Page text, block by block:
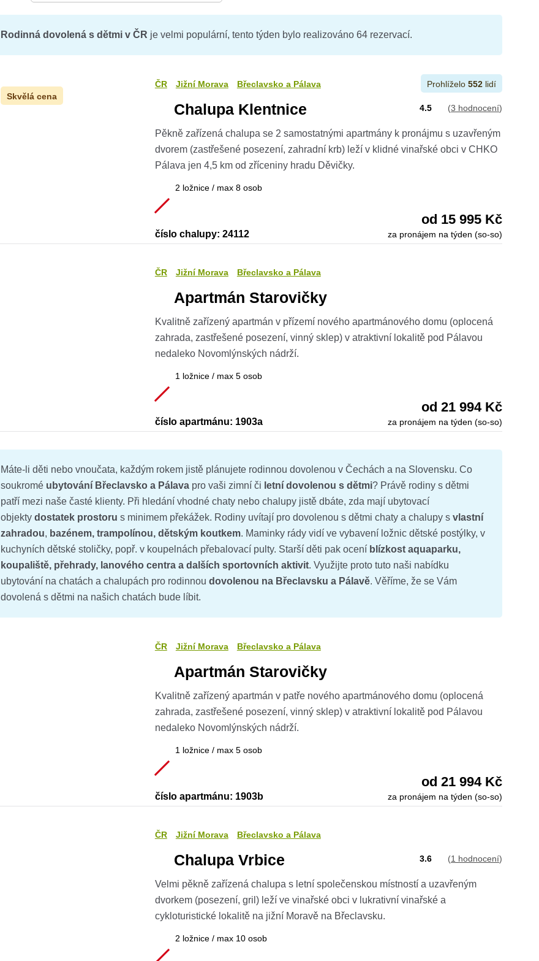
Rodinná dovolená s dětmi v ČR je velmi populární, tento týden bylo realizováno 64 rezervací.
Skvělá cena
ČR Jižní Morava Břeclavsko a Pálava Prohlíželo 552lidí
Chalupa Klentnice 4.5 (3 hodnocení)
Pěkně zařízená chalupa se 2 samostatnými apartmány k pronájmu s uzavřeným
dvorem (zastřešené posezení, zahradní krb) leží v klidné vinařské obci v CHKO
Pálava jen 4,5 km od zříceniny hradu Děvičky.
2 ložnice / max 8 osob
číslo chalupy: 24112
od 15 995 Kč
za pronájem na týden (so-so)
ČR Jižní Morava Břeclavsko a Pálava
Apartmán Starovičky
Kvalitně zařízený apartmán v přízemí nového apartmánového domu (oplocená
zahrada, zastřešené posezení, vinný sklep) v atraktivní lokalitě pod Pálavou
nedaleko Novomlýnských nádrží.
1 ložnice / max 5 osob
číslo apartmánu: 1903a
od 21 994 Kč
za pronájem na týden (so-so)
Máte-li děti nebo vnoučata, každým rokem jistě plánujete rodinnou dovolenou v Čechách a na Slovensku. Co
soukromé ubytování Břeclavsko a Pálava pro vaši zimní či letní dovolenou s dětmi? Právě rodiny s dětmi
patří mezi naše časté klienty. Při hledání vhodné chaty nebo chalupy jistě dbáte, zda mají ubytovací
objektydostatek prostoru s minimem překážek. Rodiny uvítají pro dovolenou s dětmi chaty a chalupy svlastní
zahradou, bazénem, trampolínou, dětským koutkem. Maminky rády vidí ve vybavení ložnic dětské postýlky, v
kuchyních dětské stoličky, popř. v koupelnách přebalovací pulty. Starší děti pak ocení blízkost aquaparku,
koupaliště, přehrady, lanového centra a dalších sportovních aktivit. Využijte proto tuto naši nabídku
ubytování na chatách a chalupách pro rodinnoudovolenou na Břeclavsku a Pálavě. Věříme, že se Vám
dovolená s dětmi na našich chatách bude líbit.
ČR Jižní Morava Břeclavsko a Pálava
Apartmán Starovičky
Kvalitně zařízený apartmán v patře nového apartmánového domu (oplocená
zahrada, zastřešené posezení, vinný sklep) v atraktivní lokalitě pod Pálavou
nedaleko Novomlýnských nádrží.
1 ložnice / max 5 osob
číslo apartmánu: 1903b
od 21 994 Kč
za pronájem na týden (so-so)
ČR Jižní Morava Břeclavsko a Pálava
Chalupa Vrbice 3.6 (1 hodnocení)
Velmi pěkně zařízená chalupa s letní společenskou místností a uzavřeným
dvorkem (posezení, gril) leží ve vinařské obci v lukrativní vinařské a
cykloturistické lokalitě na jižní Moravě na Břeclavsku.
2 ložnice / max 10 osob